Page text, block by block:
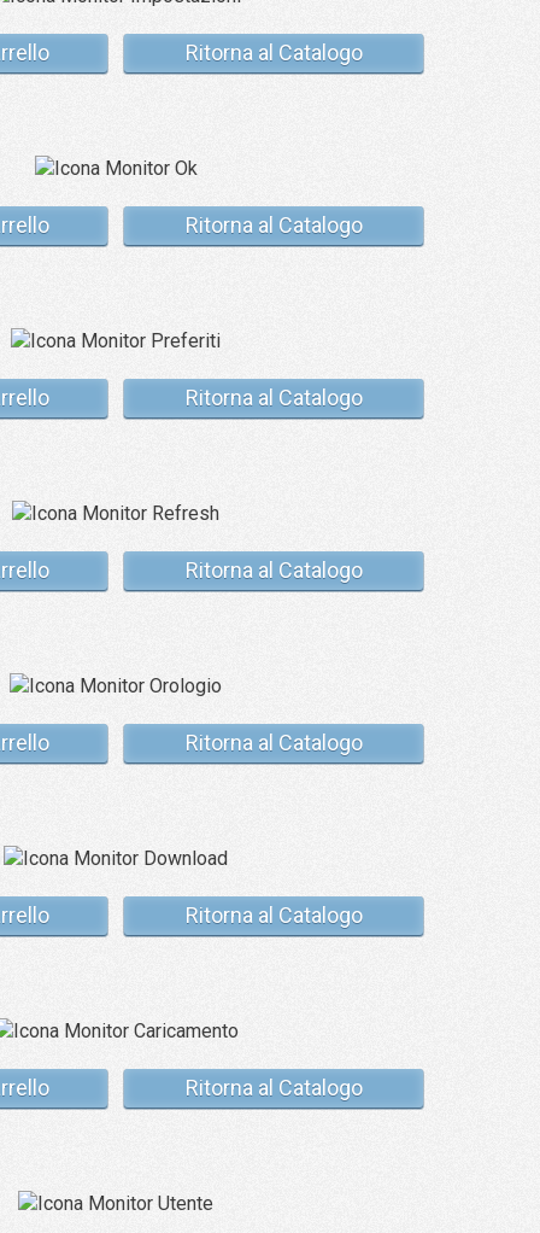
Ritorna al Catalogo
Ritorna al Catalogo
Ritorna al Catalogo
Ritorna al Catalogo
Ritorna al Catalogo
Ritorna al Catalogo
Ritorna al Catalogo